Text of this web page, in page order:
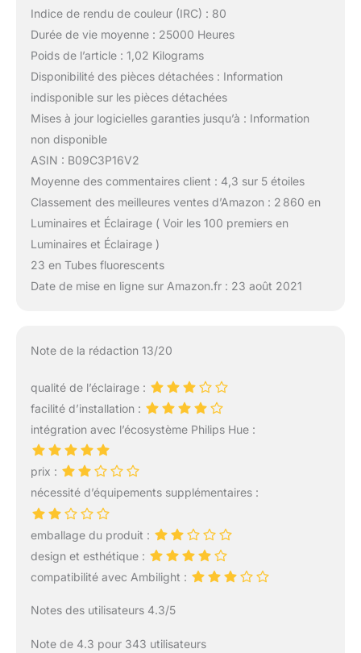
Indice de rendu de couleur (IRC) : 80
Durée de vie moyenne : 25000 Heures
Poids de l’article : 1,02 Kilograms
Disponibilité des pièces détachées : Information
indisponible sur les pièces détachées
Mises à jour logicielles garanties jusqu’à : Information
non disponible
ASIN : B09C3P16V2
Moyenne des commentaires client : 4,3 sur 5 étoiles
Classement des meilleures ventes d’Amazon : 2 860 en
Luminaires et Éclairage ( Voir les 100 premiers en
Luminaires et Éclairage )
23 en Tubes fluorescents
Date de mise en ligne sur Amazon.fr : 23 août 2021
Note de la rédaction 13/20
qualité de l’éclairage :
facilité d’installation :
intégration avec l’écosystème Philips Hue :
prix :
nécessité d’équipements supplémentaires :
emballage du produit :
design et esthétique :
compatibilité avec Ambilight :
Notes des utilisateurs 4.3/5
Note de 4.3 pour 343 utilisateurs